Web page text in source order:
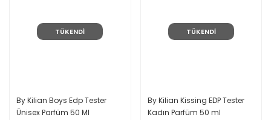
TÜKENDİ
By Kilian Boys Edp Tester
Ünisex Parfüm 50 Ml
TÜKENDİ
By Kilian Kissing EDP Tester
Kadın Parfüm 50 ml